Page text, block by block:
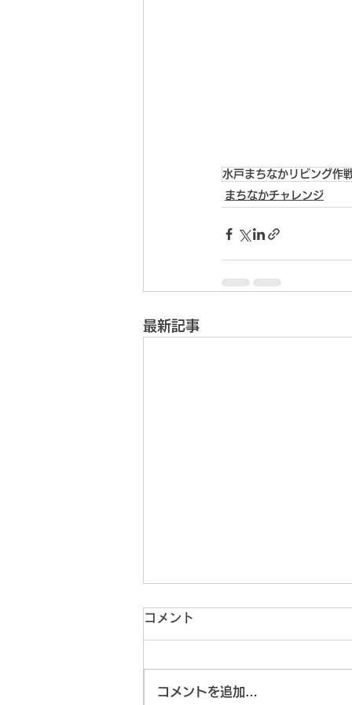
水戸まちなかリビング作
まちなかチャレンジ
最新記事
コメント
コメントを追加…